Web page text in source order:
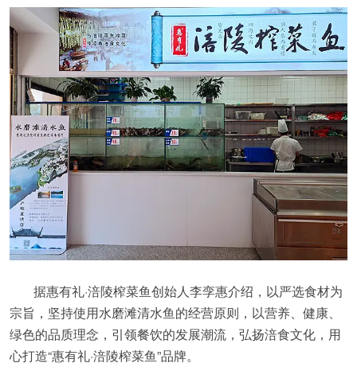
据惠有礼·涪陵榨菜鱼创始人李孪惠介绍，以严选食材为
宗旨，坚持使用水磨滩清水鱼的经营原则，以营养、健康、
绿色的品质理念，引领餐饮的发展潮流，弘扬涪食文化，用
心打造“惠有礼·涪陵榨菜鱼”品牌。